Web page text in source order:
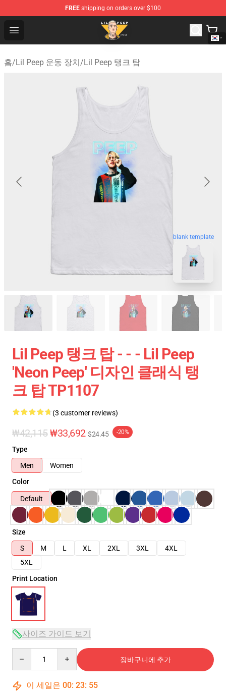
FREE shipping on orders over $100
Open menu
Lil Peep Store - Official Lil Peep Merchandise Shop
홈/Lil Peep 운동 장치/Lil Peep 탱크 탑
blank template
Lil Peep 탱크 탑 - - - Lil Peep
'Neon Peep' 디자인 클래식 탱
크 탑 TP1107
(3 customer reviews)
₩42,115₩33,692 $24.45 -20%
Type
Men
Women
Color
Default
Size
S
M L XL 2XL 3XL
4XL
5XL
Print Location
사이즈 가이드 보기
장바구니에 추가
이 세일은 00: 23: 54